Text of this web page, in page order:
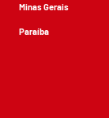
Minas Gerais
Paraíba